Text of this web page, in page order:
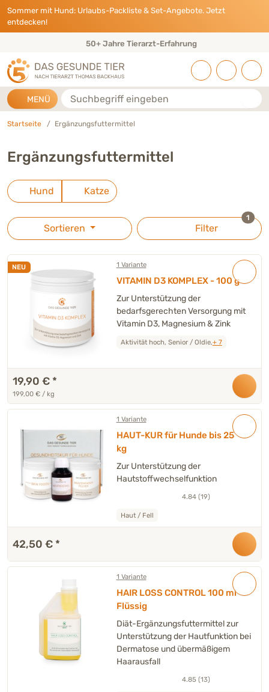
Direkt zu:
INHALT
HAUPTMENÜ
FOOTER
Sommer mit Hund: Urlaubs-Packliste & Set-Angebote. Jetzt
entdecken!
50+ Jahre Tierarzt-Erfahrung
MENÜ Suche
Startseite Ergänzungsfuttermittel
Ergänzungsfuttermittel
Hund Katze
Sortieren Filter
1
NEU 1 Variante
VITAMIN D3 KOMPLEX - 100 g
Zur Unterstützung der
bedarfsgerechten Versorgung mit
Vitamin D3, Magnesium & Zink
Aktivität hoch, Senior / Oldie,+ 7
19,90 € *
199,00 € / kg
1 Variante
HAUT-KUR für Hunde bis 25
kg
Zur Unterstützung der
Hautstoffwechselfunktion
4.84 (19)
Haut / Fell
42,50 € *
1 Variante
HAIR LOSS CONTROL 100 ml
Flüssig
Diät-Ergänzungsfuttermittel zur
Unterstützung der Hautfunktion bei
Dermatose und übermäßigem
Haarausfall
4.85 (13)